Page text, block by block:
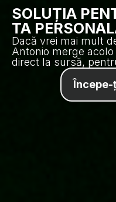
SOLUȚIA
TA
Dacă vrei mai mult
Antonio merge
direct la sursă,
Începe-